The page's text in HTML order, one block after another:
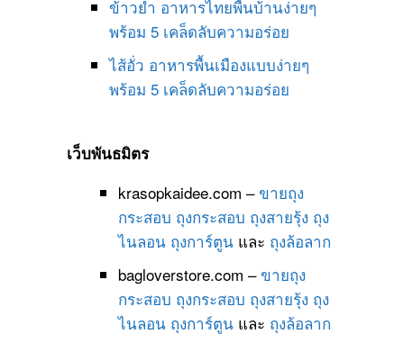
ข้าวยำ อาหารไทยพื้นบ้านง่ายๆ
พร้อม 5 เคล็ดลับความอร่อย
ไส้อั่ว อาหารพื้นเมืองแบบง่ายๆ
พร้อม 5 เคล็ดลับความอร่อย
เว็บพันธมิตร
krasopkaidee.com –ขายถุง
กระสอบ ถุงกระสอบ ถุงสายรุ้ง ถุง
ไนลอน ถุงการ์ตูนและ ถุงล้อลาก
bagloverstore.com –ขายถุง
กระสอบ ถุงกระสอบ ถุงสายรุ้ง ถุง
ไนลอน ถุงการ์ตูนและ ถุงล้อลาก